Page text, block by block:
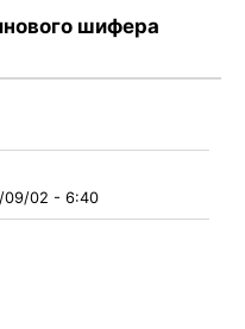
шифера
09/02 - 6:40